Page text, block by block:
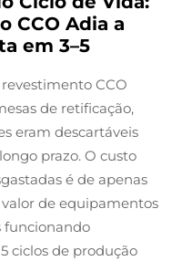
CCO Adia a
em 3–5
CCO
de retificação,
eram descartáveis
prazo. O custo
é de apenas
de equipamentos
funcionando
ciclos de produção